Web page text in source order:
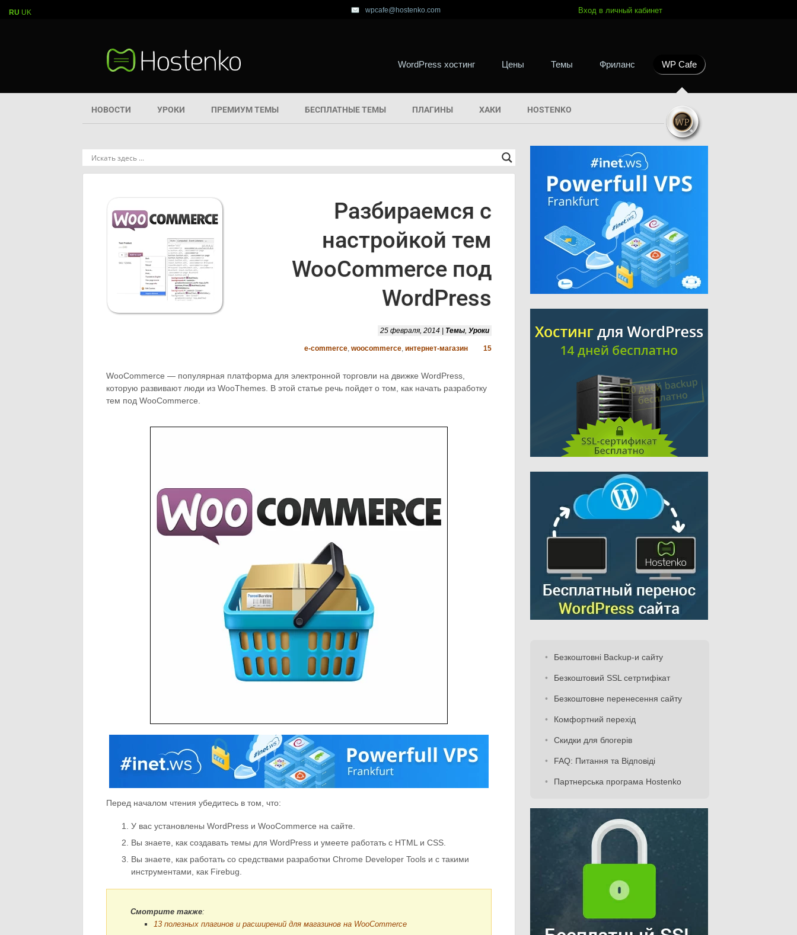
wpcafe@hostenko.com Вход в личный кабинет
WordPress хостинг Цены Темы Фриланс WP Cafe
НОВОСТИ УРОКИ ПРЕМИУМ ТЕМЫ БЕСПЛАТНЫЕ ТЕМЫ ПЛАГИНЫ ХАКИ HOSTENKO
Разбираемся с
настройкой тем
WooCommerce под
WordPress
25 февраля, 2014 | Темы, Уроки
e-commerce, woocommerce, интернет-магазин 15
WooCommerce — популярная платформа для электронной торговли на движке WordPress,
которую развивают люди из WooThemes. В этой статье речь пойдет о том, как начать разработку
тем под WooCommerce.
Перед началом чтения убедитесь в том, что:
У вас установлены WordPress и WooCommerce на сайте.
Вы знаете, как создавать темы для WordPress и умеете работать с HTML и CSS.
Вы знаете, как работать со средствами разработки Chrome Developer Tools и с такими
инструментами, как Firebug.
Смотрите также:
13 полезных плагинов и расширений для магазинов на WooCommerce
Безкоштовні Backup-и сайту
Безкоштовий SSL сетртифікат
Безкоштовне перенесення сайту
Комфортний перехід
Скидки для блогерів
FAQ: Питання та Відповіді
Партнерська програма Hostenko
RU UK